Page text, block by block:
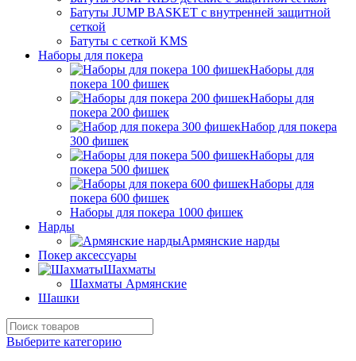
Батуты JUMP BASKET с внутренней защитной
сеткой
Батуты с сеткой KMS
Наборы для покера
Наборы для
покера 100 фишек
Наборы для
покера 200 фишек
Набор для покера
300 фишек
Наборы для
покера 500 фишек
Наборы для
покера 600 фишек
Наборы для покера 1000 фишек
Нарды
Армянские нарды
Покер аксессуары
Шахматы
Шахматы Армянские
Шашки
Выберите категорию